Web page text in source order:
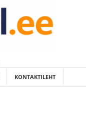
KONTAKTILEHT